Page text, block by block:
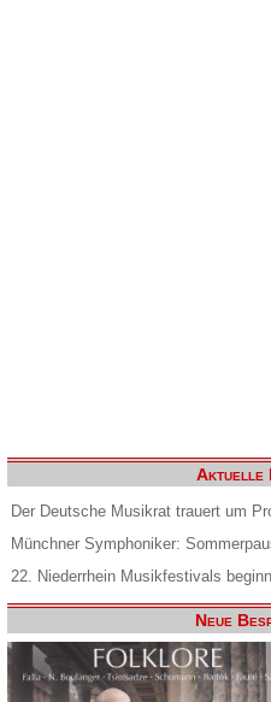
Aktuelle
Der Deutsche Musikrat trauert um
Münchner Symphoniker:
22. Niederrhein Musikfestivals
Neue